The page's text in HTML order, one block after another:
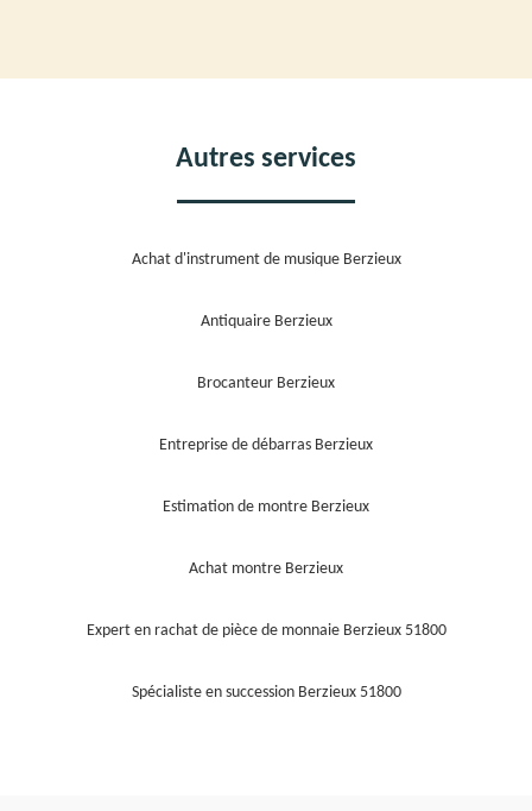
Autres services
Achat d'instrument de musique Berzieux
Antiquaire Berzieux
Brocanteur Berzieux
Entreprise de débarras Berzieux
Estimation de montre Berzieux
Achat montre Berzieux
Expert en rachat de pièce de monnaie Berzieux 51800
Spécialiste en succession Berzieux 51800